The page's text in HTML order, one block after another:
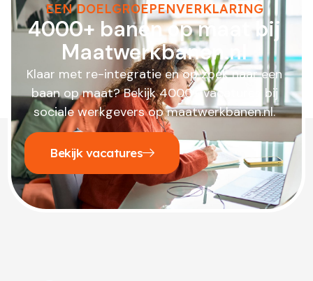
EEN DOELGROEPENVERKLARING
4000+ banen op maat bij
Maatwerkbanen.nl
Klaar met re-integratie en op zoek naar een
baan op maat? Bekijk 4000+ vacatures bij
sociale werkgevers op maatwerkbanen.nl.
Bekijk vacatures